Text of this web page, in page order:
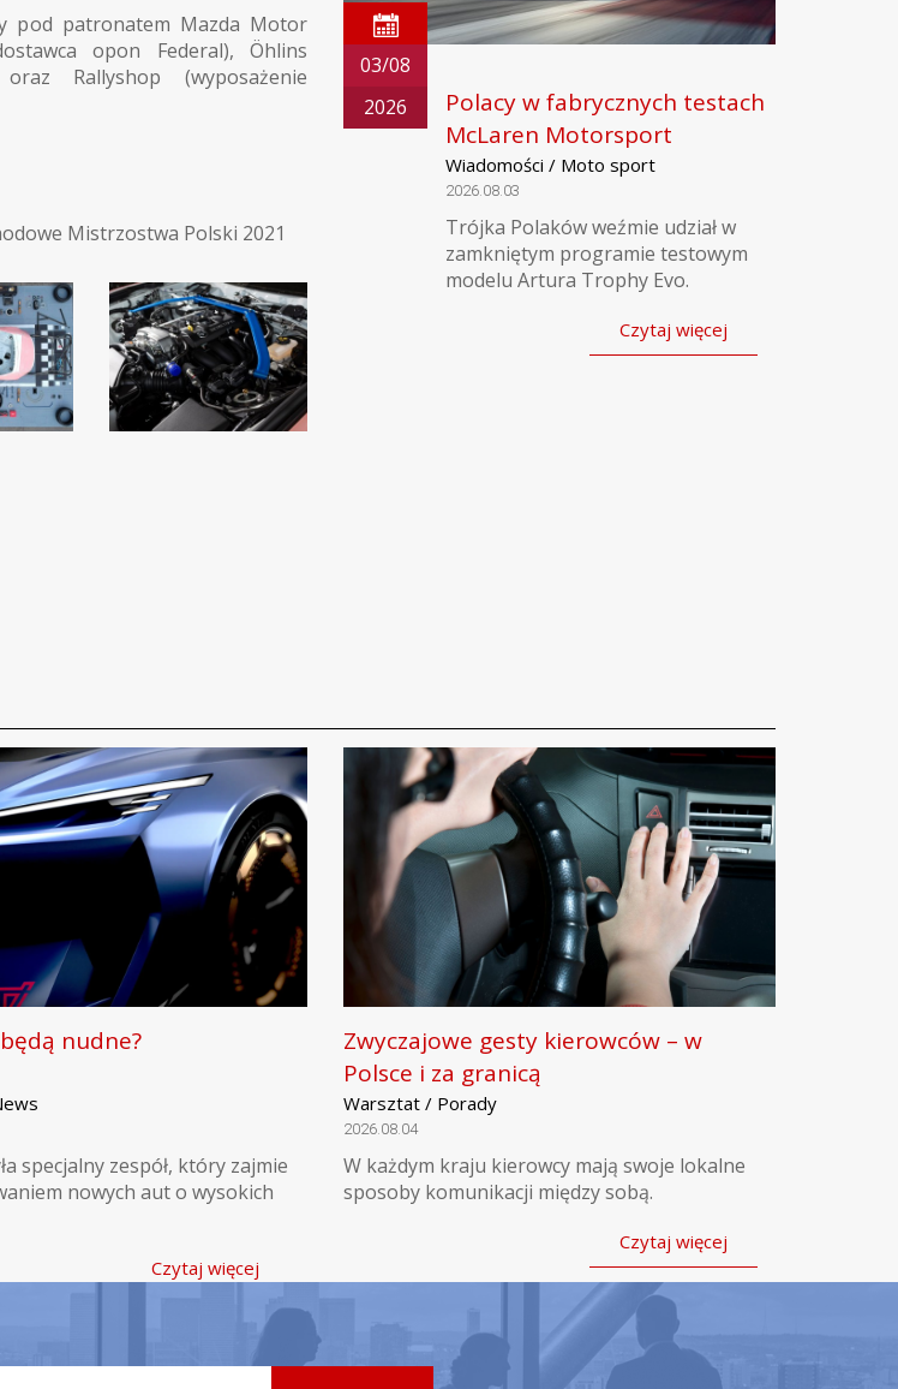
pod patronatem Mazda Motor
opon Federal), Öhlins
Rallyshop (wyposażenie
Mistrzostwa Polski 2021
03/08
2026
Polacy w fabrycznych testach
McLaren Motorsport
Wiadomości / Moto sport
2026.08.03
Trójka Polaków weźmie udział w
zamkniętym programie testowym
modelu Artura Trophy Evo.
Czytaj więcej
nudne?
specjalny zespół, który zajmie
nowych aut o wysokich
Czytaj więcej
Zwyczajowe gesty kierowców – w
Polsce i za granicą
Warsztat / Porady
2026.08.04
W każdym kraju kierowcy mają swoje lokalne
sposoby komunikacji między sobą.
Czytaj więcej